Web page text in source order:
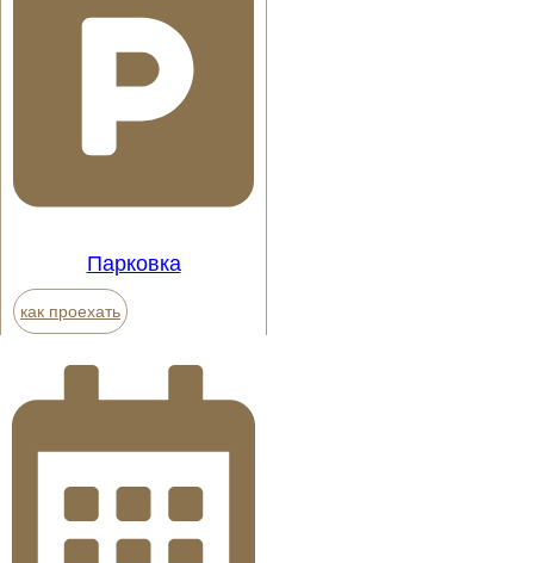
Парковка
как проехать